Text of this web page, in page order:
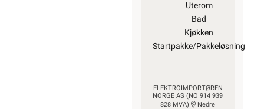
Uterom
Bad
Kjøkken
Startpakke/Pakkeløsning
ELEKTROIMPORTØREN
NORGE AS (NO 914 939
828 MVA)
Nedre